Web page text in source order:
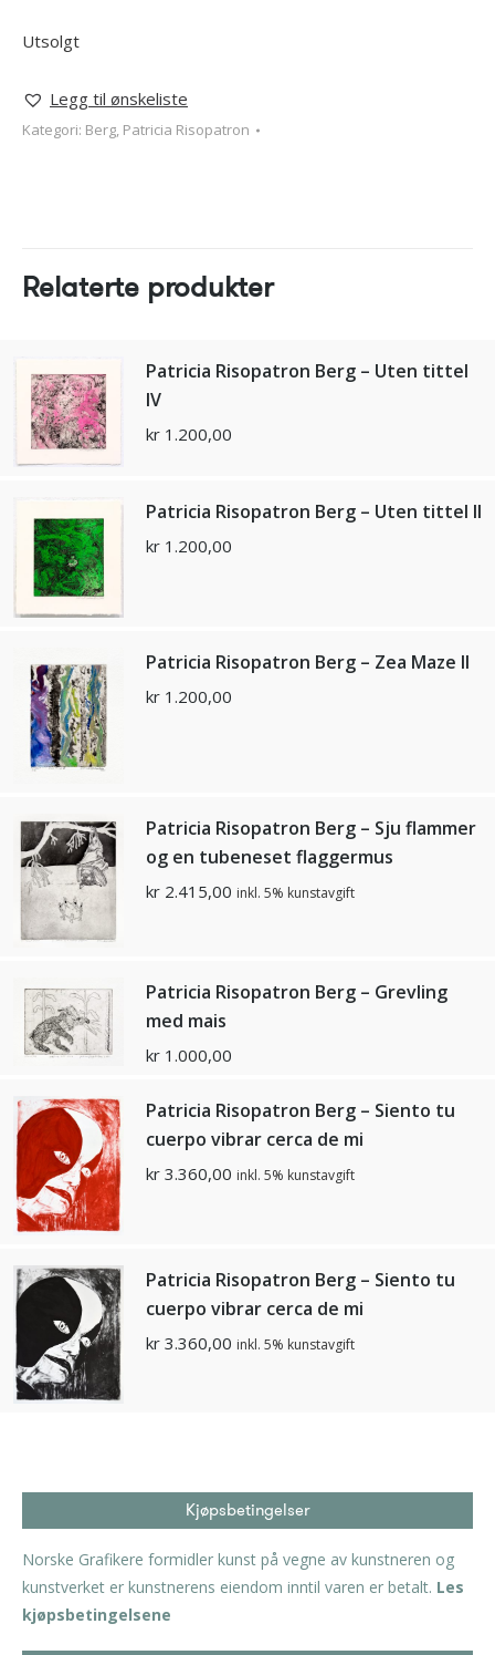
Utsolgt
Legg til ønskeliste
Kategori: Berg, Patricia Risopatron
Relaterte produkter
Patricia Risopatron Berg – Uten tittel
IV
kr 1.200,00
Patricia Risopatron Berg – Uten tittel II
kr 1.200,00
Patricia Risopatron Berg – Zea Maze II
kr 1.200,00
Patricia Risopatron Berg – Sju flammer
og en tubeneset flaggermus
kr 2.415,00 inkl. 5% kunstavgift
Patricia Risopatron Berg – Grevling
med mais
kr 1.000,00
Patricia Risopatron Berg – Siento tu
cuerpo vibrar cerca de mi
kr 3.360,00 inkl. 5% kunstavgift
Patricia Risopatron Berg – Siento tu
cuerpo vibrar cerca de mi
kr 3.360,00 inkl. 5% kunstavgift
Kjøpsbetingelser
Norske Grafikere formidler kunst på vegne av kunstneren og
kunstverket er kunstnerens eiendom inntil varen er betalt. Les
kjøpsbetingelsene